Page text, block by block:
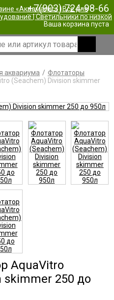
+7(903) 724-98-66
Ваша корзина пуста
аквариума
Флотаторы
(Seachem) Division skimmer
AquaVitro
skimmer 250 до